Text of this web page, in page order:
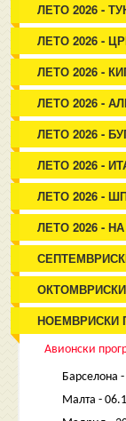
ЛЕТО 2026 -
ЛЕТО 2026 -
ЛЕТО 2026 -
ЛЕТО 2026 -
ЛЕТО 2026 -
ЛЕТО 2026 -
ЛЕТО 2026 -
ЛЕТО 2026 -
НОЕМВРИСКИ
Авионски
Барселона
Малта -